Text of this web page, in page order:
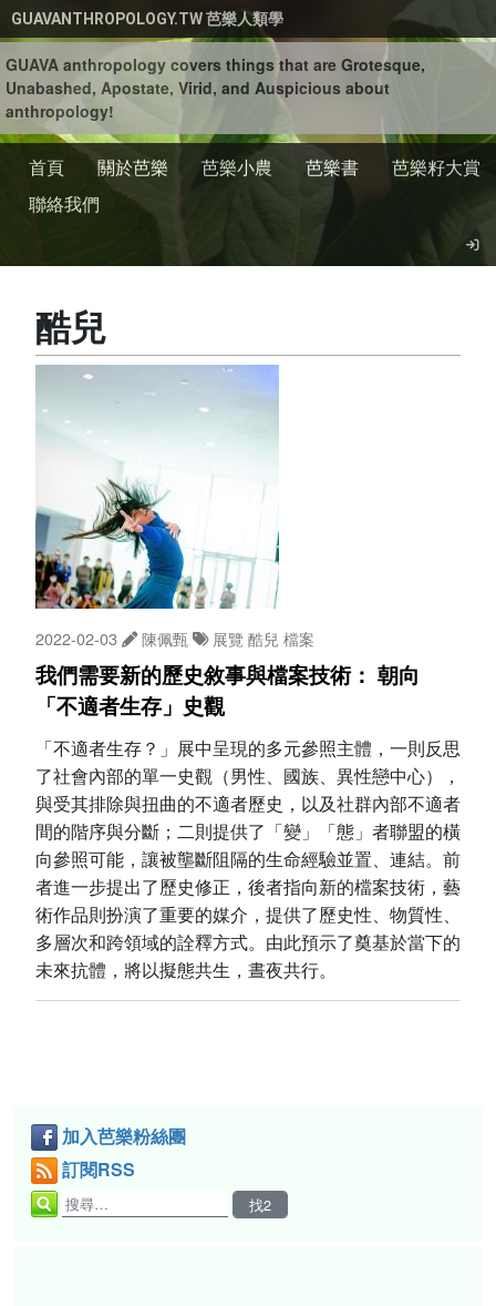
移至主內容
GUAVANTHROPOLOGY.TW 芭樂人類學
GUAVA anthropology covers things that are Grotesque,
Unabashed, Apostate, Virid, and Auspicious about
anthropology!
首頁 關於芭樂 芭樂小農 芭樂書
芭樂籽大賞
聯絡我們
酷兒
2022-02-03 陳佩甄 展覽 酷兒 檔案
我們需要新的歷史敘事與檔案技術： 朝向
「不適者生存」史觀
「不適者生存？」展中呈現的多元參照主體，一則反思
了社會內部的單一史觀（男性、國族、異性戀中心），
與受其排除與扭曲的不適者歷史，以及社群內部不適者
間的階序與分斷；二則提供了「變」「態」者聯盟的橫
向參照可能，讓被壟斷阻隔的生命經驗並置、連結。前
者進一步提出了歷史修正，後者指向新的檔案技術，藝
術作品則扮演了重要的媒介，提供了歷史性、物質性、
多層次和跨領域的詮釋方式。由此預示了奠基於當下的
未來抗體，將以擬態共生，晝夜共行。
加入芭樂粉絲團
訂閱RSS